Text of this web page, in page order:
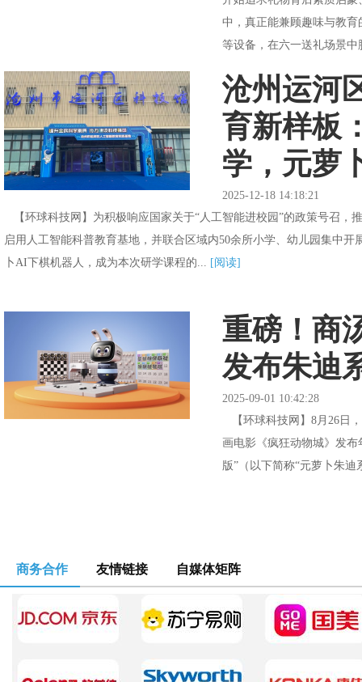
中，真正能兼顾趣味与教
等设备，在六一送礼场景
沧州运河
育新样板
学，元萝
2025-12-18 14:18:21
【环球科技网】为积极响应国家关于“人工智能进校园”的政策号召，
启用人工智能科普教育基地，并联合区域内50余所小学、幼儿园集中
卜AI下棋机器人，成为本次研学课程的... [阅读]
重磅！商
发布朱迪
2025-09-01 10:42:28
【环球科技网】8月26日
画电影《疯狂动物城》发
版”（以下简称“元萝卜朱
商务合作 友情链接 自媒体矩阵